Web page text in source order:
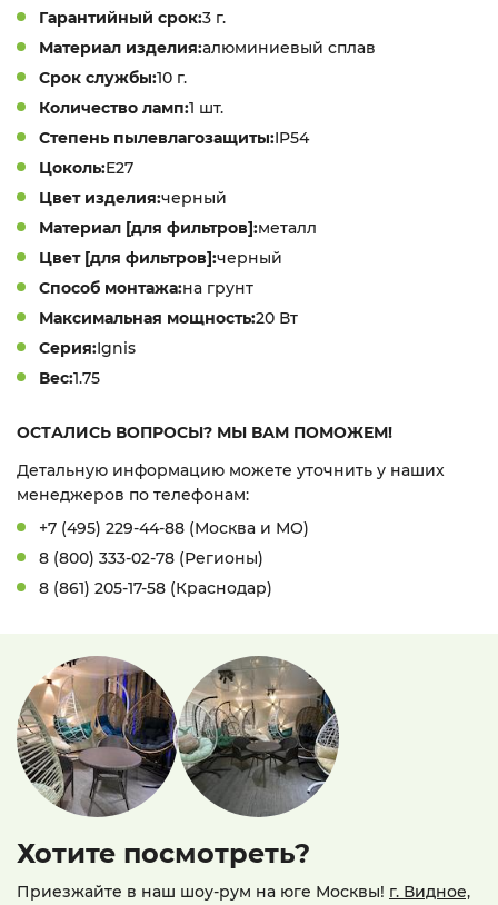
Гарантийный срок:3 г.
Материал изделия:алюминиевый сплав
Срок службы:10 г.
Количество ламп:1 шт.
Степень пылевлагозащиты:IP54
Цоколь:E27
Цвет изделия:черный
Материал [для фильтров]:металл
Цвет [для фильтров]:черный
Способ монтажа:на грунт
Максимальная мощность:20 Вт
Серия:Ignis
Вес:1.75
ОСТАЛИСЬ ВОПРОСЫ? МЫ ВАМ ПОМОЖЕМ!
Детальную информацию можете уточнить у наших
менеджеров по телефонам:
+7 (495) 229-44-88 (Москва и МО)
8 (800) 333-02-78 (Регионы)
8 (861) 205-17-58 (Краснодар)
Хотите посмотреть?
Приезжайте в наш шоу-рум на юге Москвы! г. Видное,